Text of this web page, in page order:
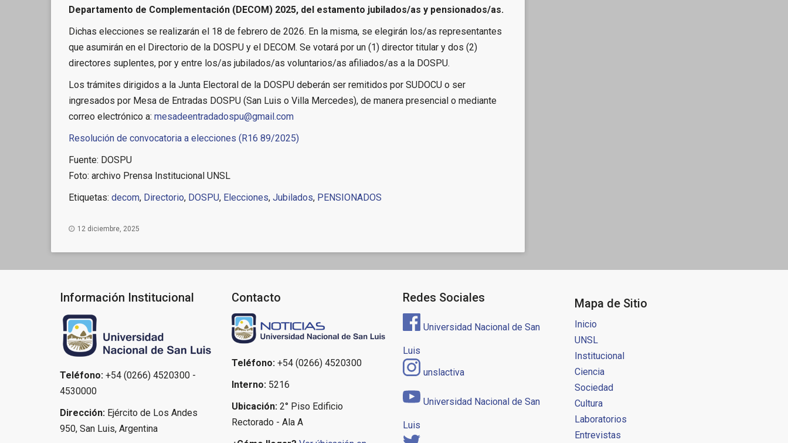
Departamento de Complementación (DECOM) 2025, del estamento jubilados/as y pensionados/as.
Dichas elecciones se realizarán el 18 de febrero de 2026. En la misma, se elegirán los/as representantes
que asumirán en el Directorio de la DOSPU y el DECOM. Se votará por un (1) director titular y dos (2)
directores suplentes, por y entre los/as jubilados/as voluntarios/as afiliados/as a la DOSPU.
Los trámites dirigidos a la Junta Electoral de la DOSPU deberán ser remitidos por SUDOCU o ser
ingresados por Mesa de Entradas DOSPU (San Luis o Villa Mercedes), de manera presencial o mediante
correo electrónico a: mesadeentradadospu@gmail.com
Resolución de convocatoria a elecciones (R16 89/2025)
Fuente: DOSPU
Foto: archivo Prensa Institucional UNSL
Etiquetas: decom, Directorio, DOSPU, Elecciones, Jubilados, PENSIONADOS
12 diciembre, 2025
Información Institucional
Teléfono: +54 (0266) 4520300 -
4530000
Dirección: Ejército de Los Andes
950, San Luis, Argentina
Contacto
Teléfono:+54 (0266) 4520300
Interno:5216
Ubicación:2° Piso Edificio
Rectorado - Ala A
Redes Sociales
Universidad Nacional de San
Luis
unslactiva
Universidad Nacional de San
Luis
Mapa de Sitio
Inicio
UNSL
Institucional
Ciencia
Sociedad
Cultura
Laboratorios
Entrevistas